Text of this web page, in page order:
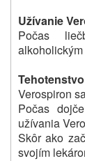
Užívanie
Počas
Verospiron
Počas
užívania
Skôr ako
svojím